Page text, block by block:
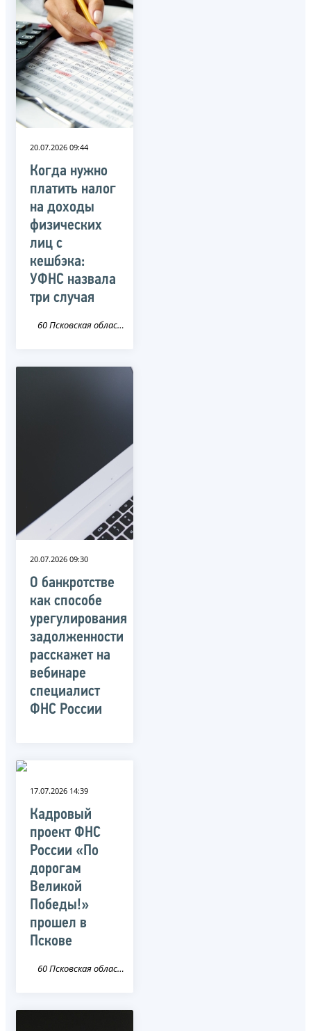
20.07.2026 09:44
Когда нужно
платить налог
на доходы
физических
лиц с
кешбэка:
УФНС назвала
три случая
60 Псковская область
20.07.2026 09:30
О банкротстве
как способе
урегулирования
задолженности
расскажет на
вебинаре
специалист
ФНС России
17.07.2026 14:39
Кадровый
проект ФНС
России «По
дорогам
Великой
Победы!»
прошел в
Пскове
60 Псковская область